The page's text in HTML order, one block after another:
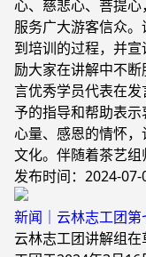
心、慈悲心、菩提
服务广大游客信众
到培训的过程，并
励大家在讲解中不
言优秀学员代表在
予的指导和帮助表
心量、感恩的情怀
文化。伴随着茶艺
发布时间：2024-07-
新闻｜云林志工团
云林志工团讲解组